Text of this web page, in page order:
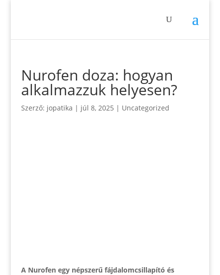
Nurofen doza: hogyan
alkalmazzuk helyesen?
Szerző: jopatika | júl 8, 2025 | Uncategorized
A Nurofen egy népszerű fájdalomcsillapító és